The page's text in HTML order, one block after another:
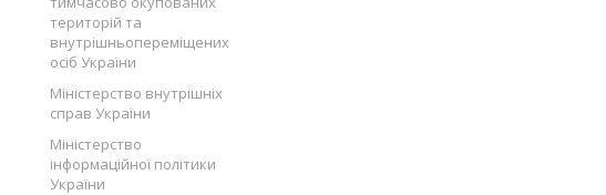
територій та
внутрішньопереміщених
осіб України
Міністерство внутрішніх
справ України
Міністерство
інформаційної політики
України